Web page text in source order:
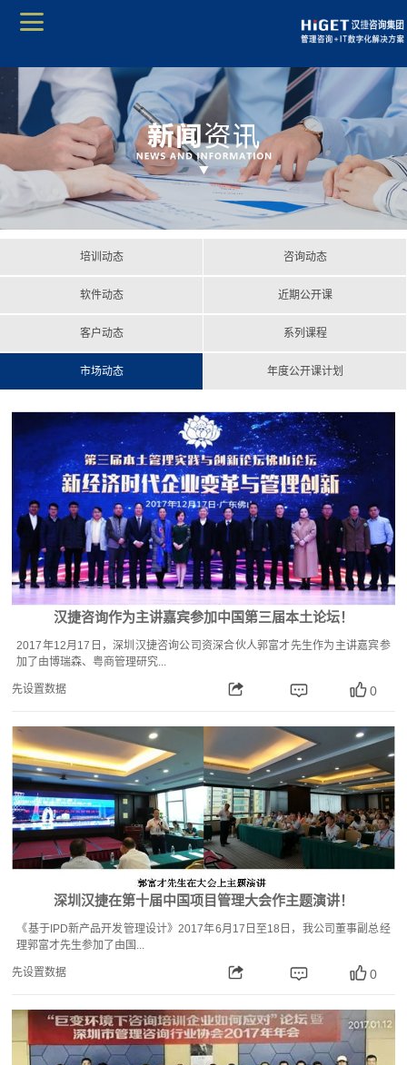
培训动态 咨询动态
软件动态 近期公开课
客户动态 系列课程
市场动态 年度公开课计划
汉捷咨询作为主讲嘉宾参加中国第三届本土论坛！
2017年12月17日，深圳汉捷咨询公司资深合伙人郭富才先生作为主讲嘉宾参
加了由博瑞森、粤商管理研究...
先设置数据 0
深圳汉捷在第十届中国项目管理大会作主题演讲！
《基于IPD新产品开发管理设计》2017年6月17日至18日，我公司董事副总经
理郭富才先生参加了由国...
先设置数据 0